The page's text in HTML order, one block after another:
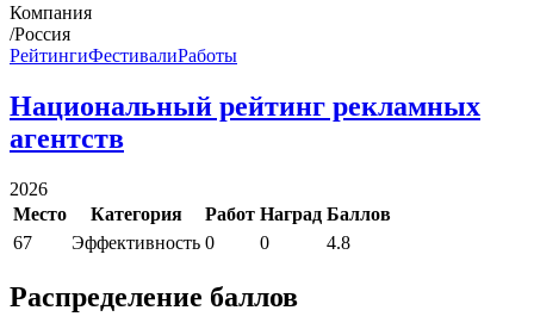
Компания
/Россия
РейтингиФестивалиРаботы
Национальный рейтинг рекламных
агентств
2026
Место
Категория Работ Наград Баллов
67
Эффективность 0 0 4.8
Распределение баллов